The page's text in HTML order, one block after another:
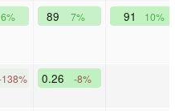
6% 89 7% 91 10%
0.26 -8%